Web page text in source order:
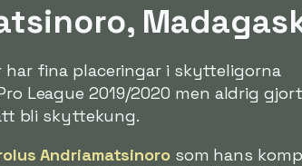
har fina placeringar i skytteligorna
League 2019/2020 men aldrig gjort
bli skyttekung.
Andriamatsinorosom hans